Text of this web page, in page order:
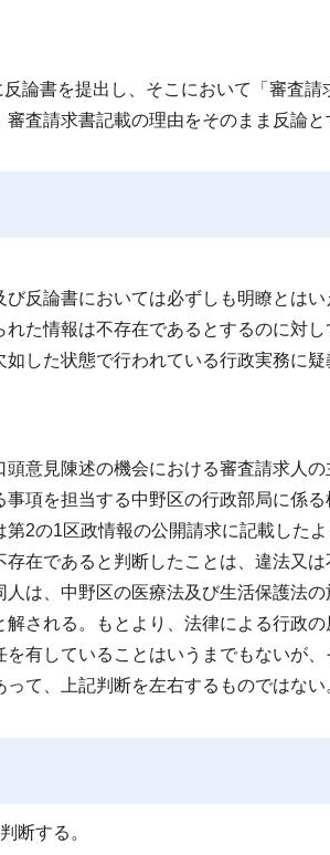
論書を提出し、そこにおいて「審査請
査請求書記載の理由をそのまま反論と
反論書においては必ずしも明瞭とは
た情報は不存在であるとするのに対
した状態で行われている行政実務に
意見陳述の機会における審査請求人の
項を担当する中野区の行政部局に係
2の1区政情報の公開請求に記載した
在であると判断したことは、違法又は
は、中野区の医療法及び生活保護法
される。もとより、法律による行政
有していることはいうまでもないが
て、上記判断を左右するものではない
断する。